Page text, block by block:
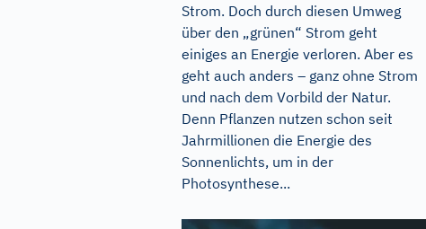
Strom. Doch durch diesen Umweg
über den „grünen“ Strom geht
einiges an Energie verloren. Aber es
geht auch anders – ganz ohne Strom
und nach dem Vorbild der Natur.
Denn Pflanzen nutzen schon seit
Jahrmillionen die Energie des
Sonnenlichts, um in der
Photosynthese...